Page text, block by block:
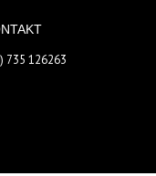
735 126263